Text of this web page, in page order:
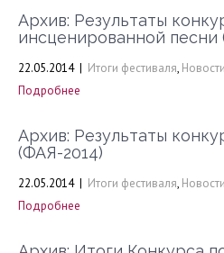
Архив: Результаты
инсценированной песни
22.05.2014 | Итоги фестиваля, Новости
Подробнее
Архив: Результаты
(ФАЯ-2014)
22.05.2014 | Итоги фестиваля, Новости
Подробнее